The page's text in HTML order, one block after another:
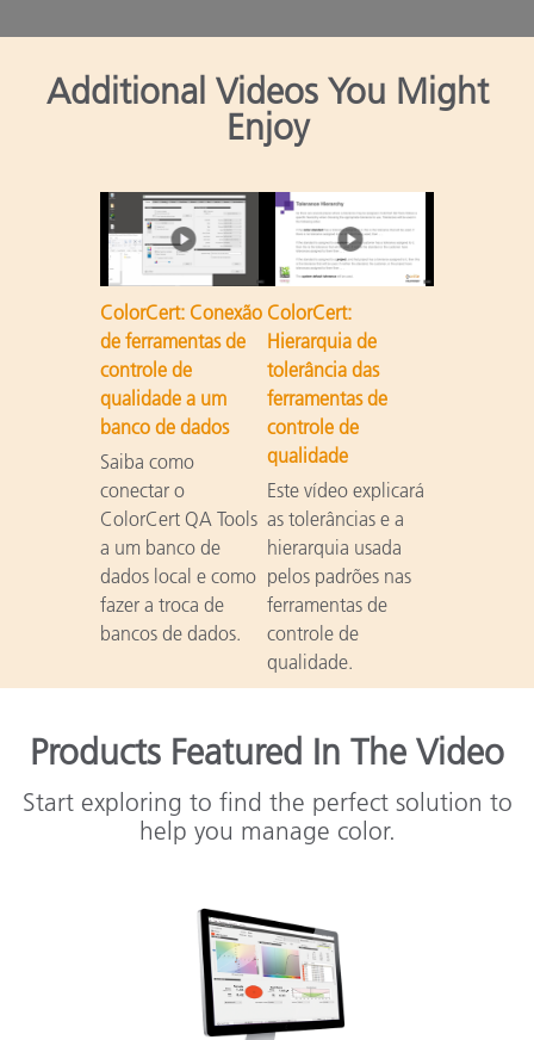
Additional Videos You Might
Enjoy
ColorCert: Conexão
de ferramentas de
controle de
qualidade a um
banco de dados
Saiba como
conectar o
ColorCert QA Tools
a um banco de
dados local e como
fazer a troca de
bancos de dados.
ColorCert:
Hierarquia de
tolerância das
ferramentas de
controle de
qualidade
Este vídeo explicará
as tolerâncias e a
hierarquia usada
pelos padrões nas
ferramentas de
controle de
qualidade.
Products Featured In The Video
Start exploring to find the perfect solution to
help you manage color.